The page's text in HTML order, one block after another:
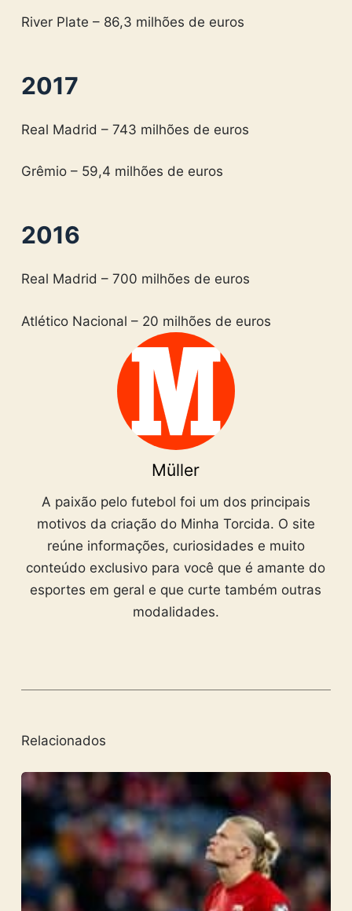
River Plate – 86,3 milhões de euros
2017
Real Madrid – 743 milhões de euros
Grêmio – 59,4 milhões de euros
2016
Real Madrid – 700 milhões de euros
Atlético Nacional – 20 milhões de euros
Müller
A paixão pelo futebol foi um dos principais
motivos da criação do Minha Torcida. O site
reúne informações, curiosidades e muito
conteúdo exclusivo para você que é amante do
esportes em geral e que curte também outras
modalidades.
Relacionados